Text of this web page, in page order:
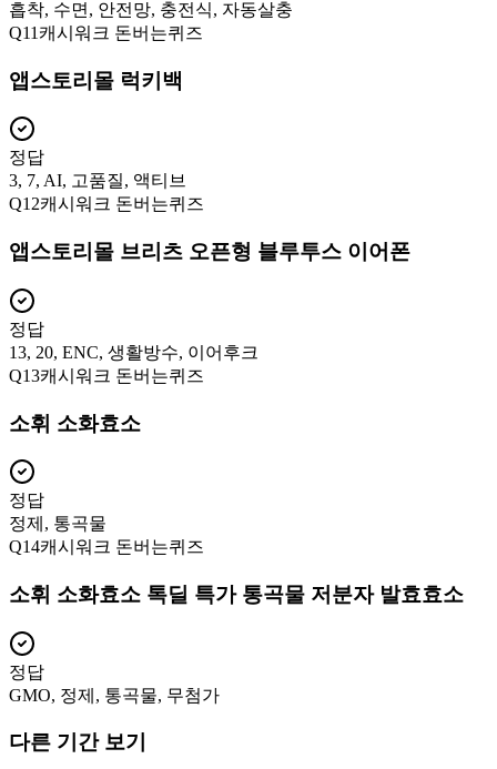
흡착, 수면, 안전망, 충전식, 자동살충
Q11 캐시워크 돈버는퀴즈
앱스토리몰 럭키백
정답
3, 7, AI, 고품질, 액티브
Q12캐시워크 돈버는퀴즈
앱스토리몰 브리츠 오픈형 블루투스 이어폰
정답
13, 20, ENC, 생활방수, 이어후크
Q13캐시워크 돈버는퀴즈
소휘 소화효소
정답
정제, 통곡물
Q14캐시워크 돈버는퀴즈
소휘 소화효소 톡딜 특가 통곡물 저분자 발효효소
정답
GMO, 정제, 통곡물, 무첨가
다른 기간 보기